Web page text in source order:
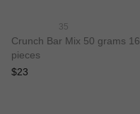
35
Crunch Bar Mix 50 grams 16
pieces
$23